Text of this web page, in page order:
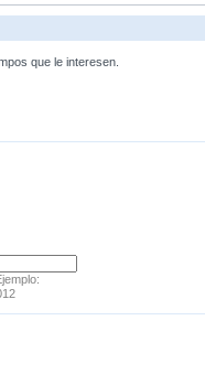
que le interesen.